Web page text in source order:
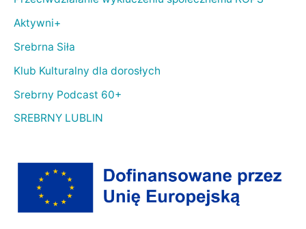
Aktywni+
Srebrna Siła
Klub Kulturalny dla dorosłych
Srebrny Podcast 60+
SREBRNY LUBLIN